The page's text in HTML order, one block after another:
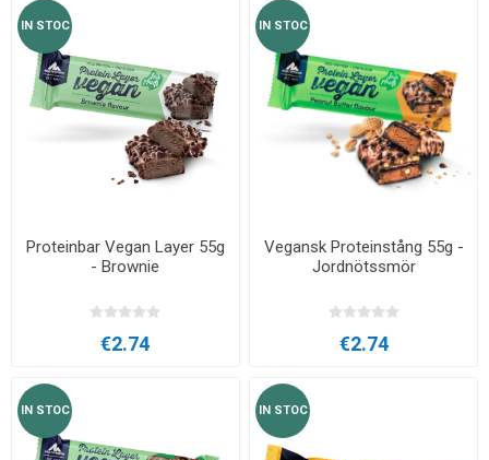
IN STOC
Proteinbar Vegan Layer 55g
- Brownie
€2.74
IN STOC
Vegansk Proteinstång 55g -
Jordnötssmör
€2.74
IN STOC IN STOC